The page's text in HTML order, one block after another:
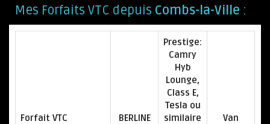
Mes Forfaits VTC depuis Combs-la-Ville :
Forfait VTC BERLINE
Prestige:
Camry
Hyb
Lounge,
Class E,
Tesla ou
similaire
Van